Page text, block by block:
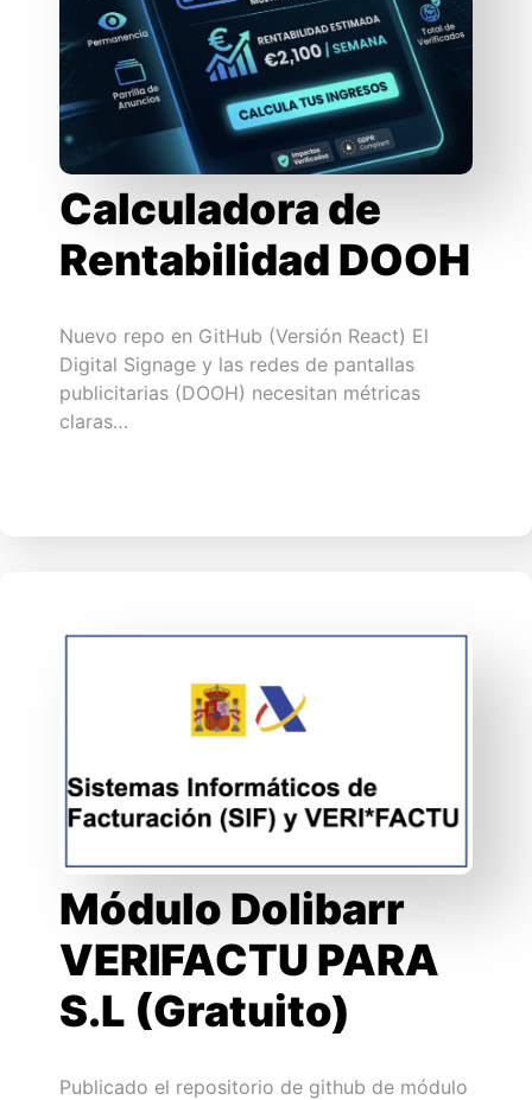
Calculadora de
Rentabilidad DOOH
Nuevo repo en GitHub (Versión React) El
Digital Signage y las redes de pantallas
publicitarias (DOOH) necesitan métricas
claras…
Módulo Dolibarr
VERIFACTU PARA
S.L (Gratuito)
Publicado el repositorio de github de módulo